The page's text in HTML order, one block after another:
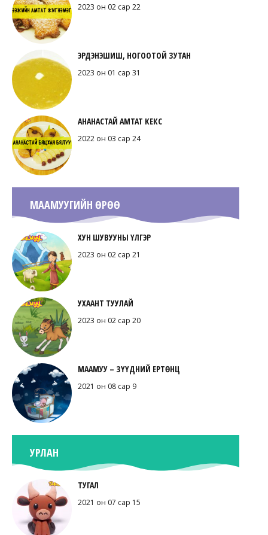
2023 он 02 сар 22
ЭРДЭНЭШИШ, НОГООТОЙ ЗУТАН
2023 он 01 сар 31
АНАНАСТАЙ АМТАТ КЕКС
2022 он 03 сар 24
МААМУУГИЙН ӨРӨӨ
ХУН ШУВУУНЫ ҮЛГЭР
2023 он 02 сар 21
УХААНТ ТУУЛАЙ
2023 он 02 сар 20
МААМУУ – ЗҮҮДНИЙ ЕРТӨНЦ
2021 он 08 сар 9
УРЛАН
ТУГАЛ
2021 он 07 сар 15